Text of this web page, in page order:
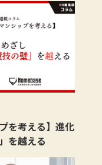
を考える】進化
を越える